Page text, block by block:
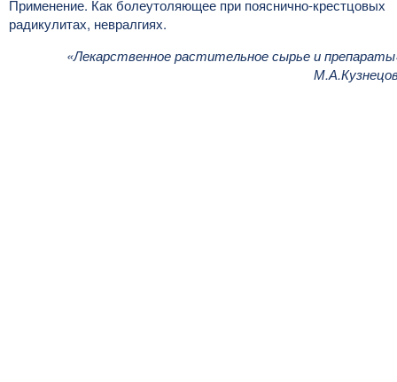
Применение. Как болеутоляющее при пояснично-крестцовых
радикулитах, невралгиях.
«Лекарственное растительное сырье и